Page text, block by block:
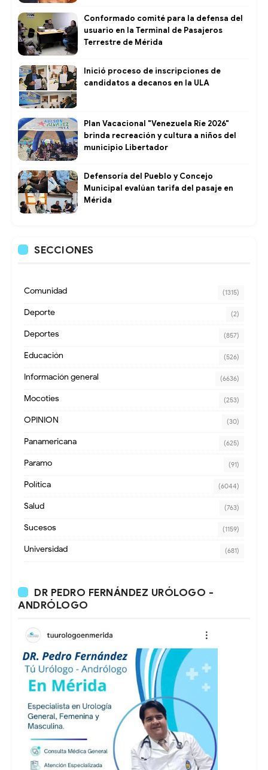
Conformado comité para la defensa del
usuario en la Terminal de Pasajeros
Terrestre de Mérida
Inició proceso de inscripciones de
candidatos a decanos en la ULA
Plan Vacacional "Venezuela Ríe 2026"
brinda recreación y cultura a niños del
municipio Libertador
Defensoría del Pueblo y Concejo
Municipal evalúan tarifa del pasaje en
Mérida
SECCIONES
Comunidad (1315)
Deporte (2)
Deportes (857)
Educación (526)
Información general (6636)
Mocoties (253)
OPINION (30)
Panamericana (625)
Paramo (91)
Política (6044)
Salud (763)
Sucesos (1159)
Universidad (681)
DR PEDRO FERNÁNDEZ URÓLOGO -
ANDRÓLOGO